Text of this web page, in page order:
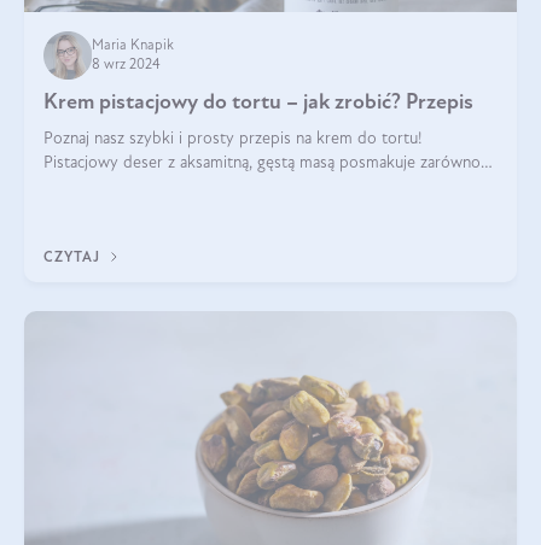
Maria Knapik
8 wrz 2024
Krem pistacjowy do tortu – jak zrobić? Przepis
Poznaj nasz szybki i prosty przepis na krem do tortu!
Pistacjowy deser z aksamitną, gęstą masą posmakuje zarówno
CZYTAJ